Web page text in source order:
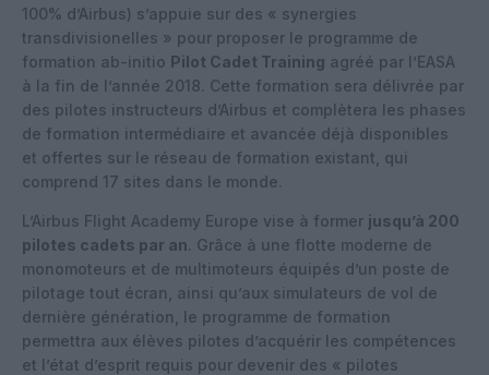
100% d’Airbus) s’appuie sur des « synergies
transdivisionelles » pour proposer le programme de
formation ab-initio Pilot Cadet Training agréé par l’EASA
à la fin de l’année 2018. Cette formation sera délivrée par
des pilotes instructeurs d’Airbus et complètera les phases
de formation intermédiaire et avancée déjà disponibles
et offertes sur le réseau de formation existant, qui
comprend 17 sites dans le monde.
L’Airbus Flight Academy Europe vise à former jusqu’à 200
pilotes cadets par an. Grâce à une flotte moderne de
monomoteurs et de multimoteurs équipés d’un poste de
pilotage tout écran, ainsi qu’aux simulateurs de vol de
dernière génération, le programme de formation
permettra aux élèves pilotes d’acquérir les compétences
et l’état d’esprit requis pour devenir des « pilotes